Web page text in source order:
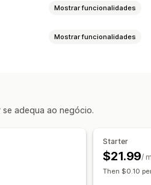
Mostrar funcionalidades
Rastreio em tempo real
Análise de dados de envio
Mostrar funcionalidades
se adequa ao negócio.
Starter
$21.99/
Then $0.10